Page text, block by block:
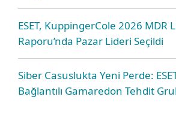
ESET, KuppingerCole 2026 MDR
Raporu’nda Pazar Lideri Seçildi
Siber Casuslukta Yeni Perde:
Bağlantılı Gamaredon Tehdit